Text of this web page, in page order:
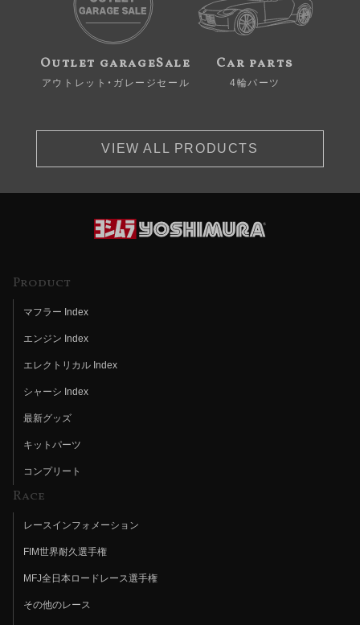
Outlet garageSale
アウトレット・ガレージセール
Car parts
4輪パーツ
VIEW ALL PRODUCTS
Product
マフラー Index
エンジン Index
エレクトリカル Index
シャーシ Index
最新グッズ
キットパーツ
コンプリート
Race
レースインフォメーション
FIM世界耐久選手権
MFJ全日本ロードレース選手権
その他のレース